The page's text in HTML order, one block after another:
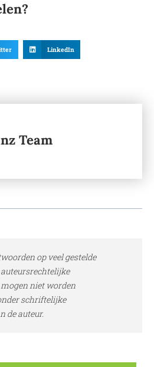
LinkedIn
Team
op veel gestelde
niet worden
schriftelijke
de auteur.